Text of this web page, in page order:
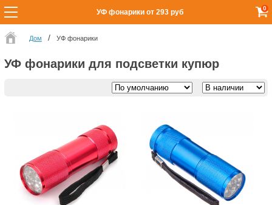
Дом УФ фонарики
УФ фонарики для подсветки купюр
УФ фонарики от 293 руб 0